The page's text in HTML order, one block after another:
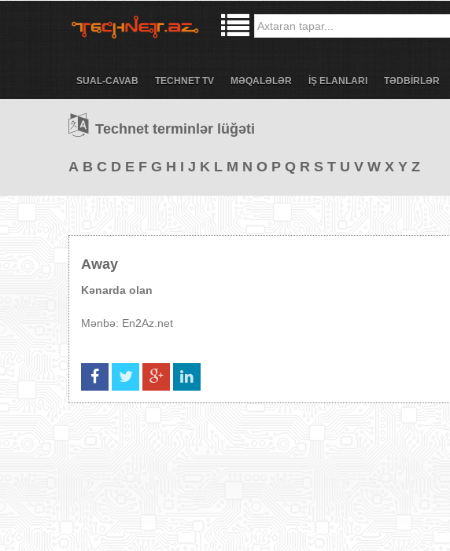
SUAL-CAVAB TECHNET TV MƏQALƏLƏR İŞ ELANLARI TƏDBİRLƏR
Technet terminlər lüğəti
A B C D E F G H I J K L M N O P Q R S T U V W X Y Z
Away
Kənarda olan
Mənbə: En2Az.net